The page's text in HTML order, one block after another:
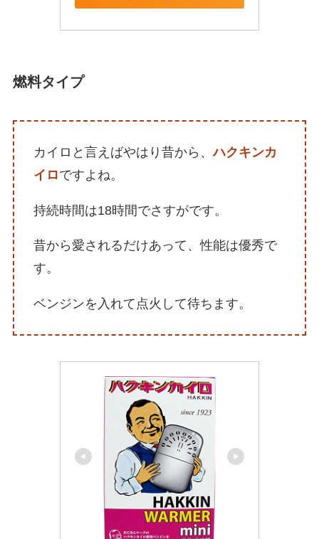
燃料タイプ
カイロと言えばやはり昔から、ハクキンカ
イロですよね。
持続時間は18時間でさすがです。
昔から愛されるだけあって、性能は優秀で
す。
ベンジンを入れて点火して待ちます。